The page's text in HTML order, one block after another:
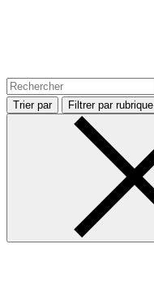
Trier par Filtrer par rubrique